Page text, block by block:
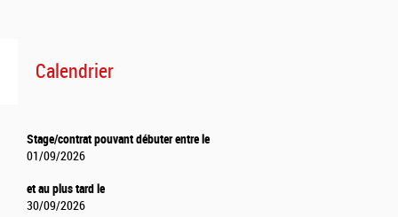
Calendrier
Stage/contrat pouvant débuter entre le
01/09/2026
et au plus tard le
30/09/2026